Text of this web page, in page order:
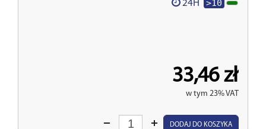
24H >10
33,46 zł
w tym 23% VAT
Wprowadź
DODAJ DO KOSZYKA